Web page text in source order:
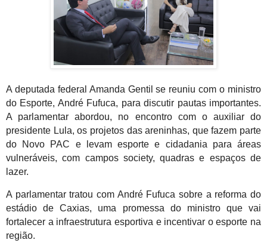
A deputada federal Amanda Gentil se reuniu com o ministro
do Esporte, André Fufuca, para discutir pautas importantes.
A parlamentar abordou, no encontro com o auxiliar do
presidente Lula, os projetos das areninhas, que fazem parte
do Novo PAC e levam esporte e cidadania para áreas
vulneráveis, com campos society, quadras e espaços de
lazer.
A parlamentar tratou com André Fufuca sobre a reforma do
estádio de Caxias, uma promessa do ministro que vai
fortalecer a infraestrutura esportiva e incentivar o esporte na
região.